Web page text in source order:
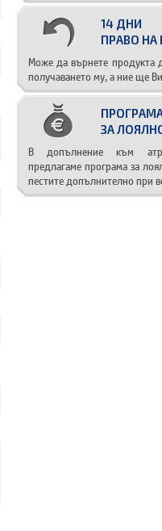
14 ДНИ
ПРАВО
Може да върнете продукта
получаването му, а ние ще
ЗА
В допълнение към
предлагаме програма за
пестите допълнително при